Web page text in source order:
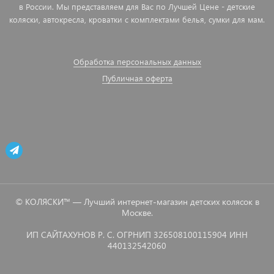
в России. Мы представляем для Вас по Лучшей Цене - детские
коляски, автокресла, кроватки с комплектами белья, сумки для мам.
Обработка персональных данных
Публичная оферта
© КОЛЯСКИ™ — Лучший интернет-магазин детских колясок в
Москве.
ИП САЙТАХУНОВ Р. С. ОГРНИП 326508100115904 ИНН
440132542060